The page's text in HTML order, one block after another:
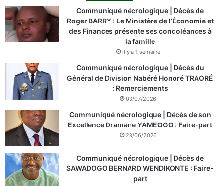
Communiqué nécrologique | Décès de
Roger BARRY : Le Ministère de l’Économie et
des Finances présente ses condoléances à
la famille
il y a 1 semaine
Communiqué nécrologique | Décès du
Général de Division Nabéré Honoré TRAORÉ
: Remerciements
03/07/2026
Communiqué nécrologique | Décès de son
Excellence Dramane YAMEOGO : Faire-part
28/06/2026
Communiqué nécrologique | Décès de
SAWADOGO BERNARD WENDIKONTE : Faire-
part